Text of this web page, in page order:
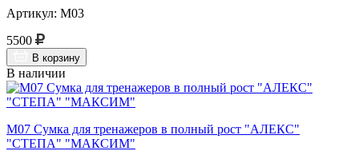
Артикул: М03
5500
В корзину
В наличии
М07 Сумка для тренажеров в полный рост "АЛЕКС"
"СТЕПА" "МАКСИМ"